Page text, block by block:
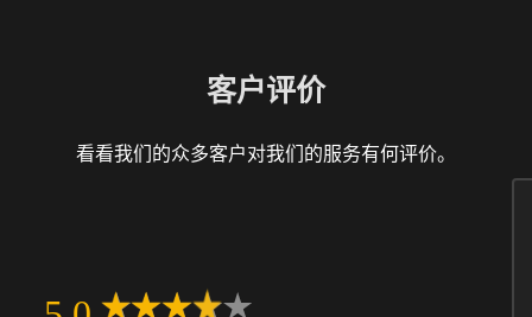
客户评价
看看我们的众多客户对我们的服务有何评价。